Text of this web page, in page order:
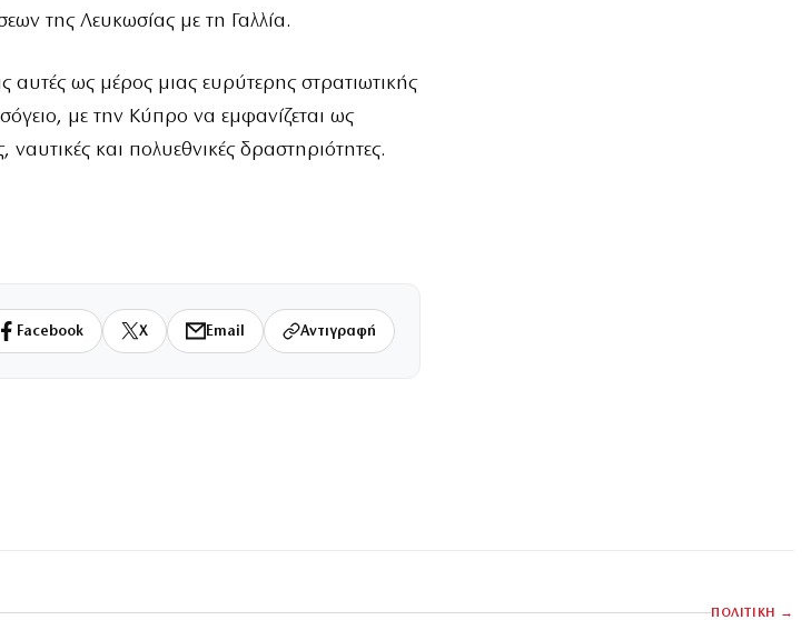
της Λευκωσίας με τη Γαλλία.
αυτές ως μέρος μιας ευρύτερης στρατιωτικής
με την Κύπρο να εμφανίζεται ως
και πολυεθνικές δραστηριότητες.
Facebook X Email Αντιγραφή
ΠΟΛΙΤΙΚΗ